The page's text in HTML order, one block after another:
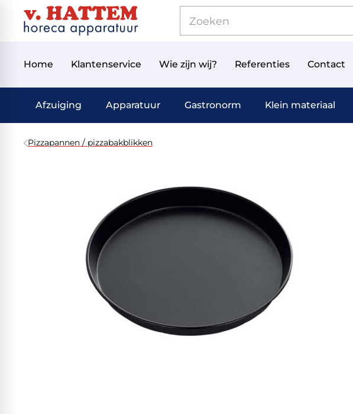
Home Klantenservice Wie zijn wij? Referenties Contact
Afzuiging Apparatuur Gastronorm Klein materiaal
Pizzapannen / pizzabakblikken